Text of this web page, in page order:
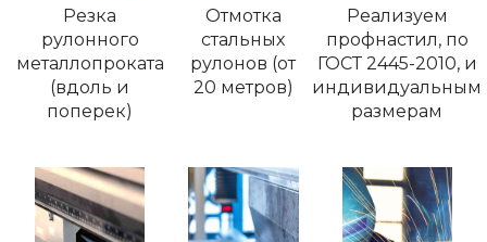
Резка
рулонного
металлопроката
(вдоль и
поперек)
Отмотка
стальных
рулонов (от
20 метров)
Реализуем
профнастил, по
ГОСТ 2445-2010, и
индивидуальным
размерам